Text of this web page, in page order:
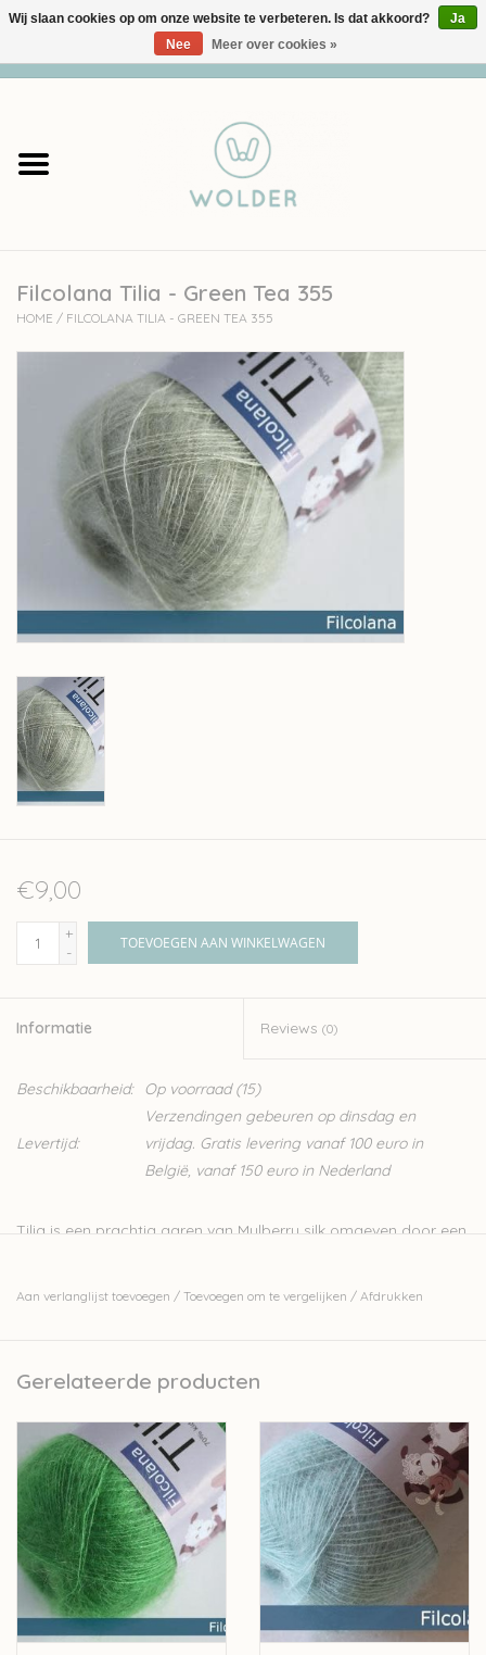
Garens
Accessoires
workshops
Cadeaubon
Over wolder
Filcolana Tilia - Green Tea 355
HOME / FILCOLANA TILIA - GREEN TEA 355
€9,00
+
-
TOEVOEGEN AAN WINKELWAGEN
Informatie Reviews (0)
Beschikbaarheid: Op voorraad(15)
Levertijd:
Verzendingen gebeuren op dinsdag en
vrijdag. Gratis levering vanaf 100 euro in
België, vanaf 150 euro in Nederland
Tilia is een prachtig garen van Mulberry silk omgeven door een
kleuren in de verschillende kwaliteiten terug.
Mohair combineert alle mooie kwaliteiten die we kennen van
wol: warm, mooi en vochtabsorberend, wat het heel
aangenaam maakt om te dragen. Zijde wordt al eeuwen
gebruikt voor de productie van kleren en is gekend om zijn
sterkte en zijn comfort bij het dragen.
70 % Kid Mohair -30 % zijde
210 m / 25 g
Handwash
Aan verlanglijst toevoegen / Toevoegen om te vergelijken / Afdrukken
Gerelateerde producten
Wij slaan cookies op om onze website te verbeteren. Is dat akkoord?
Ja
Nee
Meer over cookies »